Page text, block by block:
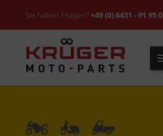
Sie haben Fragen?+49 (0) 6431 - 91 95 0